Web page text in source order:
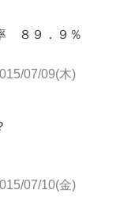
８９．９％
07/09(木)
07/10(金)